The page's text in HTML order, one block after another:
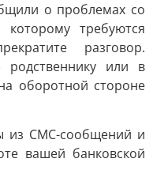
о проблемах со
требуются
разговор.
родственнику или в
оборотной стороне
из СМС-сообщений и
вашей банковской